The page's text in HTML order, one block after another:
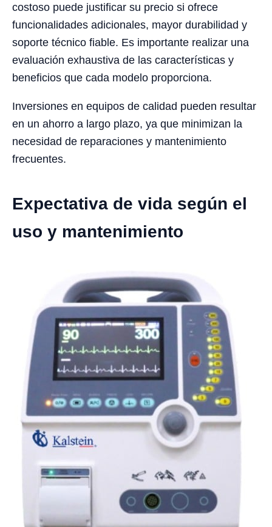
costoso puede justificar su precio si ofrece
funcionalidades adicionales, mayor durabilidad y
soporte técnico fiable. Es importante realizar una
evaluación exhaustiva de las características y
beneficios que cada modelo proporciona.
Inversiones en equipos de calidad pueden resultar
en un ahorro a largo plazo, ya que minimizan la
necesidad de reparaciones y mantenimiento
frecuentes.
Expectativa de vida según el
uso y mantenimiento